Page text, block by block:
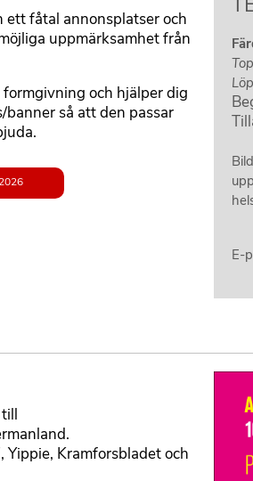
ett fåtal annonsplatser och
uppmärksamhet från
och hjälper dig
så att den passar
T
E
L
E-
Yippie, Kramforsbladet och